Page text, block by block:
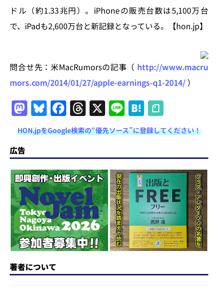
ドル（約1.33兆円）。iPhoneの販売台数は5,100万台
で、iPadも2,600万台と新記録となっている。【hon.jp】
問合せ先：米MacRumorsの記事（ http://www.macru
mors.com/2014/01/27/apple-earnings-q1-2014/ ）
M
a
st
o
d
o
n
Bl
u
e
s
k
y
F
a
c
e
b
o
o
k
T
h
re
a
d
s
X Li
n
e
H
at
e
n
a
HON.jpをGoogle検索の“優先ソース”に登録してください！
広告
著者について